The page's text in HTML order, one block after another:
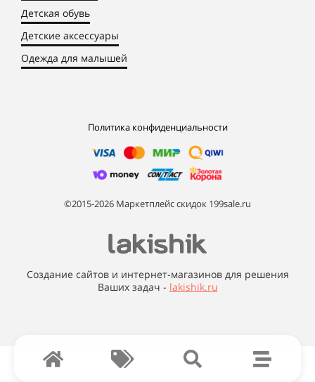
Детская обувь
Детские аксессуары
Одежда для малышей
Политика конфиденциальности
©2015-2026 Маркетплейс скидок 199sale.ru
Создание сайтов и интернет-магазинов для решения
Ваших задач - lakishik.ru